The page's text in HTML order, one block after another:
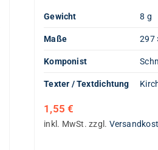
Gewicht 8 g
Maße 297
Komponist
Texter / Textdichtung
1,55€
inkl. MwSt. zzgl.